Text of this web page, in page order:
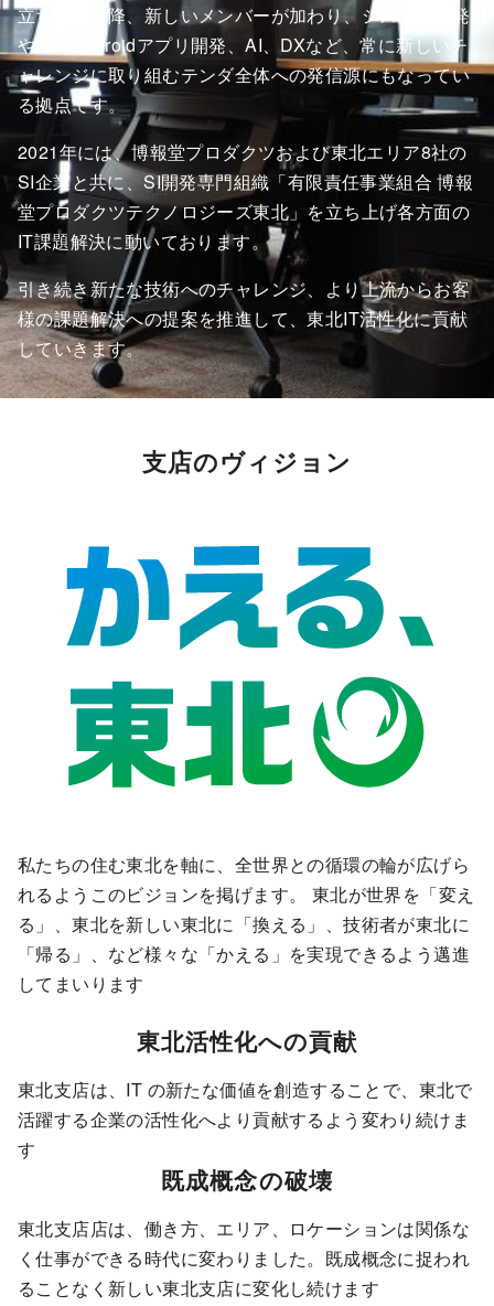
立ち上げ以降、新しいメンバーが加わり、システム開発
やiOS/Androidアプリ開発、AI、DXなど、常に新しいチ
ャレンジに取り組むテンダ全体への発信源にもなってい
る拠点です。
2021年には、博報堂プロダクツおよび東北エリア8社の
SI企業と共に、SI開発専門組織「有限責任事業組合 博報
堂プロダクツテクノロジーズ東北」を立ち上げ各方面の
IT課題解決に動いております。
引き続き新たな技術へのチャレンジ、より上流からお客
様の課題解決への提案を推進して、東北IT活性化に貢献
していきます。
支店のヴィジョン
私たちの住む東北を軸に、全世界との循環の輪が広げら
れるようこのビジョンを掲げます。 東北が世界を「変え
る」、東北を新しい東北に「換える」、技術者が東北に
「帰る」、など様々な「かえる」を実現できるよう邁進
してまいります
東北活性化への貢献
東北支店は、IT の新たな価値を創造することで、東北で
活躍する企業の活性化へより貢献するよう変わり続けま
す
既成概念の破壊
東北支店店は、働き方、エリア、ロケーションは関係な
く仕事ができる時代に変わりました。既成概念に捉われ
ることなく新しい東北支店に変化し続けます